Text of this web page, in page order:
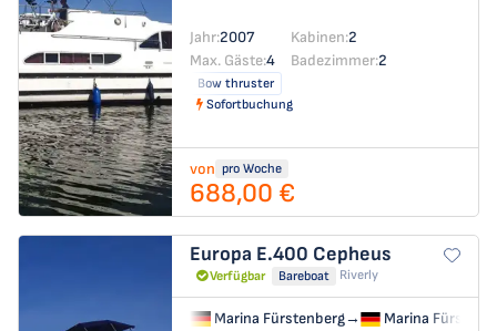
Jahr:2007 Kabinen:2
Max. Gäste:4 Badezimmer:2
Bow thruster
Sofortbuchung
von pro Woche
688,00 €
Europa E.400 Cepheus
Verfügbar Bareboat Riverly
Marina Fürstenberg→
Marina